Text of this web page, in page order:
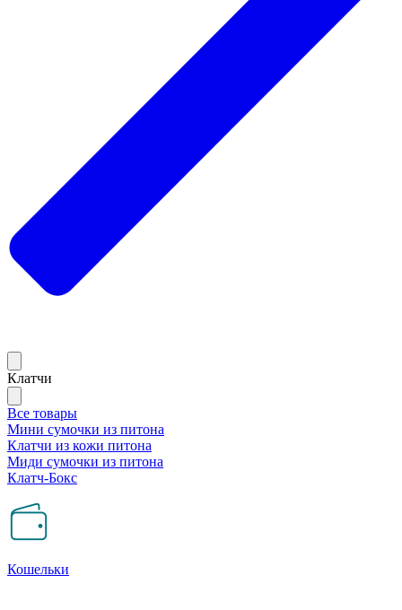
Клатчи
Все товары
Мини сумочки из питона
Клатчи из кожи питона
Миди сумочки из питона
Клатч-Бокс
Кошельки